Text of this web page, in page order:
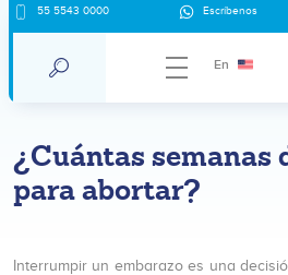
55 5543 0000 Escríbenos
En
¿Cuántas semanas
para abortar?
Interrumpir un embarazo es una